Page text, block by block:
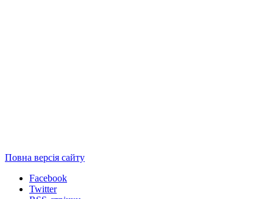
Повна версія сайту
Facebook
Twitter